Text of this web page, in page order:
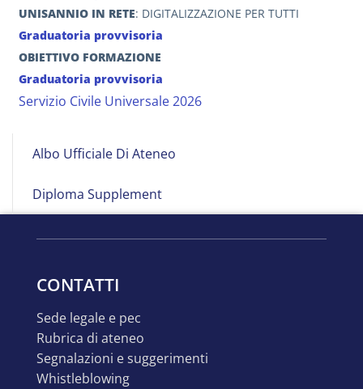
Albo
Albo Ufficiale Di Ateneo
Diploma Supplement
UNISANNIO IN RETE: DIGITALIZZAZIONE PER TUTTI
Graduatoria provvisoria
OBIETTIVO FORMAZIONE
Graduatoria provvisoria
Servizio Civile Universale 2026
CONTATTI
sede legale e pec
rubrica di ateneo
segnalazioni e suggerimenti
whistleblowing